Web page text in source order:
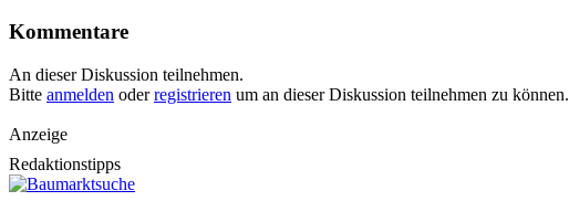
Kommentare
An dieser Diskussion teilnehmen.
Bitte anmelden oderregistrieren um an dieser Diskussion teilnehmen zu können.
Anzeige
Redaktionstipps